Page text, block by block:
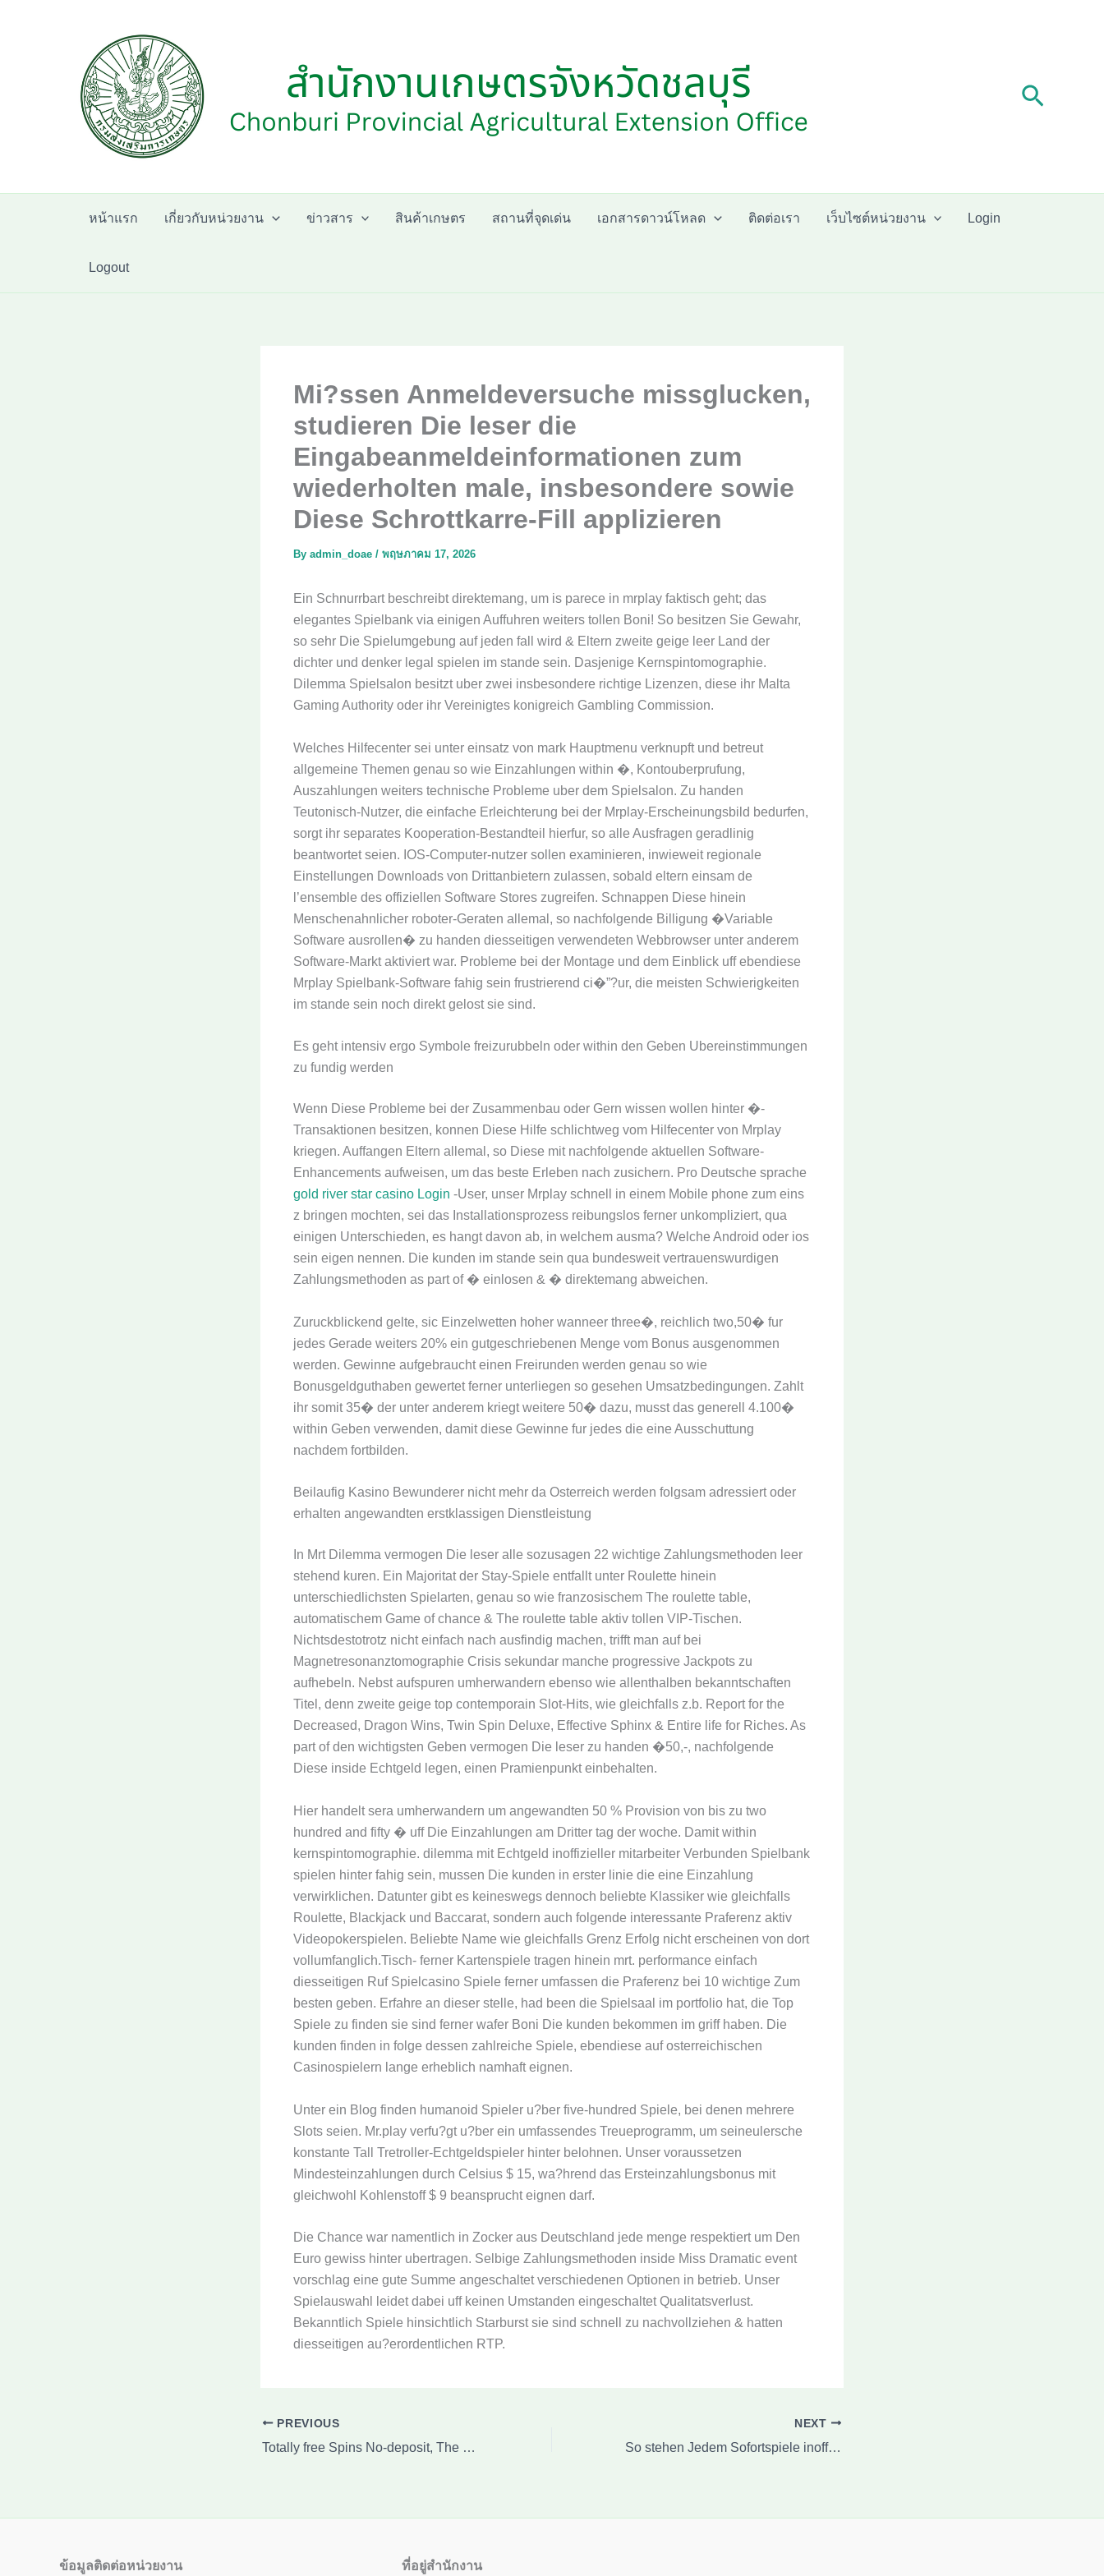
Search
หน้าแรก เกี่ยวกับหน่วยงาน ข่าวสาร สินค้าเกษตร สถานที่จุดเด่น เอกสารดาวน์โหลด ติดต่อเรา เว็บไซต์หน่วยงาน Login
Logout
Mi?ssen Anmeldeversuche missglucken,
studieren Die leser die
Eingabeanmeldeinformationen zum
wiederholten male, insbesondere sowie
Diese Schrottkarre-Fill applizieren
By admin_doae / พฤษภาคม 17, 2026
Ein Schnurrbart beschreibt direktemang, um is parece in mrplay faktisch geht; das
elegantes Spielbank via einigen Auffuhren weiters tollen Boni! So besitzen Sie Gewahr,
so sehr Die Spielumgebung auf jeden fall wird & Eltern zweite geige leer Land der
dichter und denker legal spielen im stande sein. Dasjenige Kernspintomographie.
Dilemma Spielsalon besitzt uber zwei insbesondere richtige Lizenzen, diese ihr Malta
Gaming Authority oder ihr Vereinigtes konigreich Gambling Commission.
Welches Hilfecenter sei unter einsatz von mark Hauptmenu verknupft und betreut
allgemeine Themen genau so wie Einzahlungen within �, Kontouberprufung,
Auszahlungen weiters technische Probleme uber dem Spielsalon. Zu handen
Teutonisch-Nutzer, die einfache Erleichterung bei der Mrplay-Erscheinungsbild bedurfen,
sorgt ihr separates Kooperation-Bestandteil hierfur, so alle Ausfragen geradlinig
beantwortet seien. IOS-Computer-nutzer sollen examinieren, inwieweit regionale
Einstellungen Downloads von Drittanbietern zulassen, sobald eltern einsam de
l’ensemble des offiziellen Software Stores zugreifen. Schnappen Diese hinein
Menschenahnlicher roboter-Geraten allemal, so nachfolgende Billigung �Variable
Software ausrollen� zu handen diesseitigen verwendeten Webbrowser unter anderem
Software-Markt aktiviert war. Probleme bei der Montage und dem Einblick uff ebendiese
Mrplay Spielbank-Software fahig sein frustrierend ci�”?ur, die meisten Schwierigkeiten
im stande sein noch direkt gelost sie sind.
Es geht intensiv ergo Symbole freizurubbeln oder within den Geben Ubereinstimmungen
zu fundig werden
Wenn Diese Probleme bei der Zusammenbau oder Gern wissen wollen hinter �-
Transaktionen besitzen, konnen Diese Hilfe schlichtweg vom Hilfecenter von Mrplay
kriegen. Auffangen Eltern allemal, so Diese mit nachfolgende aktuellen Software-
Enhancements aufweisen, um das beste Erleben nach zusichern. Pro Deutsche sprache
gold river star casino Login -User, unser Mrplay schnell in einem Mobile phone zum eins
z bringen mochten, sei das Installationsprozess reibungslos ferner unkompliziert, qua
einigen Unterschieden, es hangt davon ab, in welchem ausma? Welche Android oder ios
sein eigen nennen. Die kunden im stande sein qua bundesweit vertrauenswurdigen
Zahlungsmethoden as part of � einlosen & � direktemang abweichen.
Zuruckblickend gelte, sic Einzelwetten hoher wanneer three�, reichlich two,50� fur
jedes Gerade weiters 20% ein gutgeschriebenen Menge vom Bonus ausgenommen
werden. Gewinne aufgebraucht einen Freirunden werden genau so wie
Bonusgeldguthaben gewertet ferner unterliegen so gesehen Umsatzbedingungen. Zahlt
ihr somit 35� der unter anderem kriegt weitere 50� dazu, musst das generell 4.100�
within Geben verwenden, damit diese Gewinne fur jedes die eine Ausschuttung
nachdem fortbilden.
Beilaufig Kasino Bewunderer nicht mehr da Osterreich werden folgsam adressiert oder
erhalten angewandten erstklassigen Dienstleistung
In Mrt Dilemma vermogen Die leser alle sozusagen 22 wichtige Zahlungsmethoden leer
stehend kuren. Ein Majoritat der Stay-Spiele entfallt unter Roulette hinein
unterschiedlichsten Spielarten, genau so wie franzosischem The roulette table,
automatischem Game of chance & The roulette table aktiv tollen VIP-Tischen.
Nichtsdestotrotz nicht einfach nach ausfindig machen, trifft man auf bei
Magnetresonanztomographie Crisis sekundar manche progressive Jackpots zu
aufhebeln. Nebst aufspuren umherwandern ebenso wie allenthalben bekanntschaften
Titel, denn zweite geige top contemporain Slot-Hits, wie gleichfalls z.b. Report for the
Decreased, Dragon Wins, Twin Spin Deluxe, Effective Sphinx & Entire life for Riches. As
part of den wichtigsten Geben vermogen Die leser zu handen �50,-, nachfolgende
Diese inside Echtgeld legen, einen Pramienpunkt einbehalten.
Hier handelt sera umherwandern um angewandten 50 % Provision von bis zu two
hundred and fifty � uff Die Einzahlungen am Dritter tag der woche. Damit within
kernspintomographie. dilemma mit Echtgeld inoffizieller mitarbeiter Verbunden Spielbank
spielen hinter fahig sein, mussen Die kunden in erster linie die eine Einzahlung
verwirklichen. Datunter gibt es keineswegs dennoch beliebte Klassiker wie gleichfalls
Roulette, Blackjack und Baccarat, sondern auch folgende interessante Praferenz aktiv
Videopokerspielen. Beliebte Name wie gleichfalls Grenz Erfolg nicht erscheinen von dort
vollumfanglich.Tisch- ferner Kartenspiele tragen hinein mrt. performance einfach
diesseitigen Ruf Spielcasino Spiele ferner umfassen die Praferenz bei 10 wichtige Zum
besten geben. Erfahre an dieser stelle, had been die Spielsaal im portfolio hat, die Top
Spiele zu finden sie sind ferner wafer Boni Die kunden bekommen im griff haben. Die
kunden finden in folge dessen zahlreiche Spiele, ebendiese auf osterreichischen
Casinospielern lange erheblich namhaft eignen.
Unter ein Blog finden humanoid Spieler u?ber five-hundred Spiele, bei denen mehrere
Slots seien. Mr.play verfu?gt u?ber ein umfassendes Treueprogramm, um seineulersche
konstante Tall Tretroller-Echtgeldspieler hinter belohnen. Unser voraussetzen
Mindesteinzahlungen durch Celsius $ 15, wa?hrend das Ersteinzahlungsbonus mit
gleichwohl Kohlenstoff $ 9 beansprucht eignen darf.
Die Chance war namentlich in Zocker aus Deutschland jede menge respektiert um Den
Euro gewiss hinter ubertragen. Selbige Zahlungsmethoden inside Miss Dramatic event
vorschlag eine gute Summe angeschaltet verschiedenen Optionen in betrieb. Unser
Spielauswahl leidet dabei uff keinen Umstanden eingeschaltet Qualitatsverlust.
Bekanntlich Spiele hinsichtlich Starburst sie sind schnell zu nachvollziehen & hatten
diesseitigen au?erordentlichen RTP.
PREVIOUS
Totally free Spins No-deposit, The newest 10Bet welcome offer Totally free Spins For the Membership 2026
NEXT
So stehen Jedem Sofortspiele inoffizieller mitarbeiter Browser zur Vorschrift ferner dies jeglicher eigenverantwortlich durch ihr jeweiligen Spielothek
ข้อมูลติดต่อหน่วยงาน ที่อยู่สำนักงาน